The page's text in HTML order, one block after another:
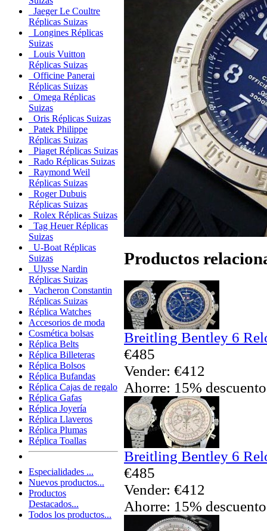
Jaeger Le Coultre
Réplicas Suizas
Longines Réplicas
Suizas
Louis Vuitton
Réplicas Suizas
Officine Panerai
Réplicas Suizas
Omega Réplicas
Suizas
Oris Réplicas Suizas
Patek Philippe
Réplicas Suizas
Piaget Réplicas Suizas
Rado Réplicas Suizas
Raymond Weil
Réplicas Suizas
Roger Dubuis
Réplicas Suizas
Rolex Réplicas Suizas
Tag Heuer Réplicas
Suizas
U-Boat Réplicas
Suizas
Ulysse Nardin
Réplicas Suizas
Vacheron Constantin
Réplicas Suizas
Réplica Watches
Accesorios de moda
Cosmética bolsas
Réplica Belts
Réplica Billeteras
Réplica Bolsos
Réplica Bufandas
Réplica Cajas de regalo
Réplica Gafas
Réplica Joyería
Réplica Llaveros
Réplica Plumas
Réplica Toallas
Especialidades ...
Nuevos productos...
Productos
Destacados...
Todos los productos...
Productos
Breitling Bentley 6
€485
Vender: €412
Ahorre: 15% descuento
Breitling Bentley 6
€485
Vender: €412
Ahorre: 15% descuento